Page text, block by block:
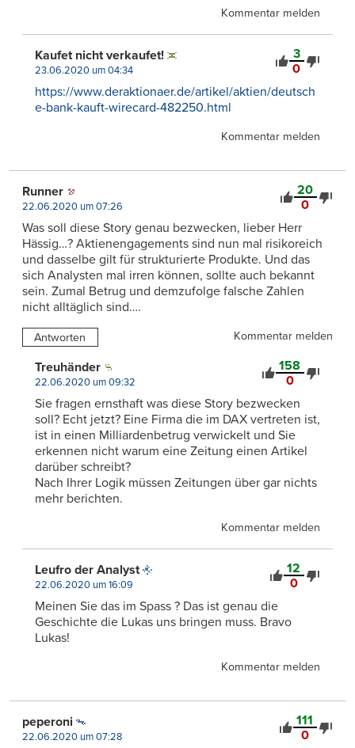
Kommentar melden
3
0
Kaufet nicht verkaufet!
23.06.2020 um 04:34
https://www.deraktionaer.de/artikel/aktien/deutsch
e-bank-kauft-wirecard-482250.html
Kommentar melden
20
0
Runner
22.06.2020 um 07:26
Was soll diese Story genau bezwecken, lieber Herr
Hässig…? Aktienengagements sind nun mal risikoreich
und dasselbe gilt für strukturierte Produkte. Und das
sich Analysten mal irren können, sollte auch bekannt
sein. Zumal Betrug und demzufolge falsche Zahlen
nicht alltäglich sind….
Antworten Kommentar melden
158
0
Treuhänder
22.06.2020 um 09:32
Sie fragen ernsthaft was diese Story bezwecken
soll? Echt jetzt? Eine Firma die im DAX vertreten ist,
ist in einen Milliardenbetrug verwickelt und Sie
erkennen nicht warum eine Zeitung einen Artikel
darüber schreibt?
Nach Ihrer Logik müssen Zeitungen über gar nichts
mehr berichten.
Kommentar melden
12
0
Leufro der Analyst
22.06.2020 um 16:09
Meinen Sie das im Spass ? Das ist genau die
Geschichte die Lukas uns bringen muss. Bravo
Lukas!
Kommentar melden
111
0
peperoni
22.06.2020 um 07:28